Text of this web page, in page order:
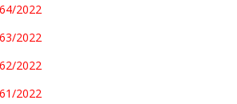
2022
2022
2022
2022